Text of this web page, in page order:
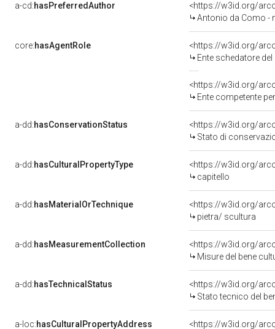
a-cd:hasPreferredAuthor
<https://w3id.org/
Antonio da Como -
core:hasAgentRole
<https://w3id.org/
Ente schedatore
<https://w3id.org/
Ente competente per tutela del
a-dd:hasConservationStatus
<https://w3id.org/
Stato di
a-dd:hasCulturalPropertyType
<https://w3id.org/
capitello
a-dd:hasMaterialOrTechnique
<https://w3id.org/
pietra/ scultura
a-dd:hasMeasurementCollection
<https://w3id.org/
Misure del bene
a-dd:hasTechnicalStatus
<https://w3id.org/
Stato tecnico del
a-loc:hasCulturalPropertyAddress <https://w3id.org/